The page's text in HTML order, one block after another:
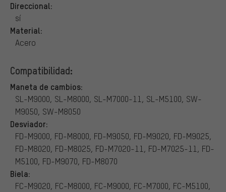
Direccional:
sí
Material:
Acero
Compatibilidad:
Maneta de cambios:
SL-M9000, SL-M8000, SL-M7000-11, SL-M5100, SW-
M9050, SW-M8050
Desviador:
FD-M9000, FD-M8000, FD-M9050, FD-M9020, FD-M9025,
FD-M8020, FD-M8025, FD-M7020-11, FD-M7025-11, FD-
M5100, FD-M9070, FD-M8070
Biela:
FC-M9020, FC-M8000, FC-M9000, FC-M7000, FC-M5100,